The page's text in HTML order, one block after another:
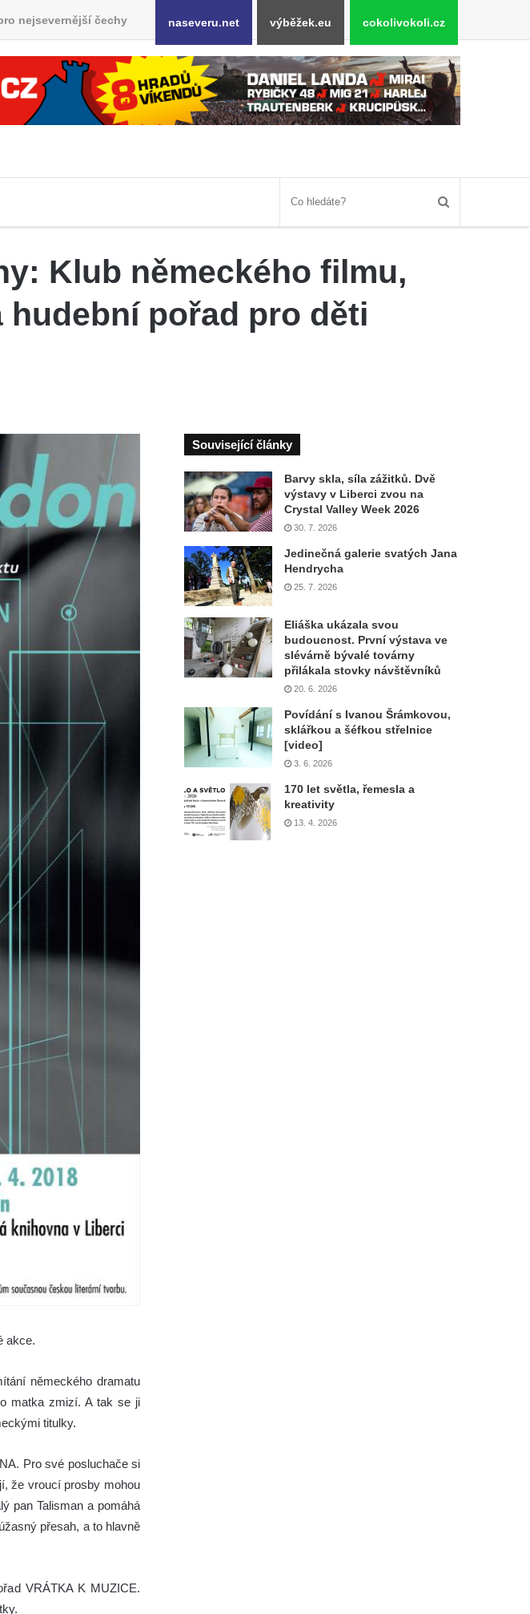
nejsevernější čechy naseveru.net výběžek.eu cokolivokoli.cz
Klub německého filmu,
pořad pro děti
akce.
německého dramatu
matka zmizí. A tak se ji
titulky.
Pro své posluchače si
že vroucí prosby mohou
pan Talisman a pomáhá
přesah, a to hlavně
VRÁTKA K MUZICE.
Související články
Barvy skla, síla zážitků. Dvě
výstavy v Liberci zvou na
Crystal Valley Week 2026
30. 7. 2026
Jedinečná galerie svatých Jana
Hendrycha
25. 7. 2026
Eliáška ukázala svou
budoucnost. První výstava ve
slévárně bývalé továrny
přilákala stovky návštěvníků
20. 6. 2026
Povídání s Ivanou Šrámkovou,
sklářkou a šéfkou střelnice
[video]
3. 6. 2026
170 let světla, řemesla a
kreativity
13. 4. 2026